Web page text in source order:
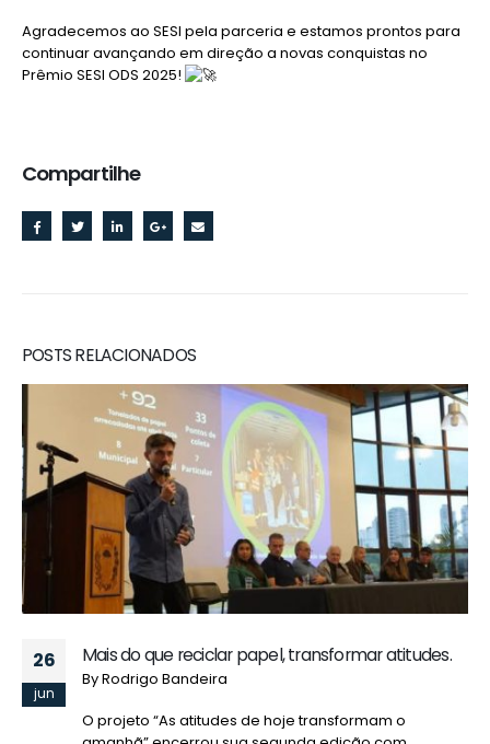
Agradecemos ao SESI pela parceria e estamos prontos para
continuar avançando em direção a novas conquistas no
Prêmio SESI ODS 2025!
Compartilhe
RELATEDPOSTS
26
jun
Mais do que reciclar papel, transformar atitudes.
ByRodrigo Bandeira
O projeto “As atitudes de hoje transformam o